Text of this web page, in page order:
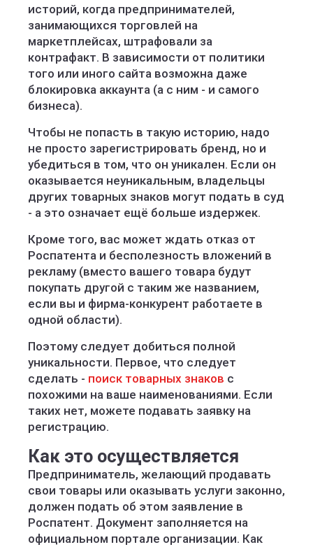
историй, когда предпринимателей,
занимающихся торговлей на
маркетплейсах, штрафовали за
контрафакт. В зависимости от политики
того или иного сайта возможна даже
блокировка аккаунта (а с ним - и самого
бизнеса).
Чтобы не попасть в такую историю, надо
не просто зарегистрировать бренд, но и
убедиться в том, что он уникален. Если он
оказывается неуникальным, владельцы
других товарных знаков могут подать в суд
- а это означает ещё больше издержек.
Кроме того, вас может ждать отказ от
Роспатента и бесполезность вложений в
рекламу (вместо вашего товара будут
покупать другой с таким же названием,
если вы и фирма-конкурент работаете в
одной области).
Поэтому следует добиться полной
уникальности. Первое, что следует
сделать - поиск товарных знаков с
похожими на ваше наименованиями. Если
таких нет, можете подавать заявку на
регистрацию.
Как это осуществляется
Предприниматель, желающий продавать
свои товары или оказывать услуги законно,
должен подать об этом заявление в
Роспатент. Документ заполняется на
официальном портале организации. Как